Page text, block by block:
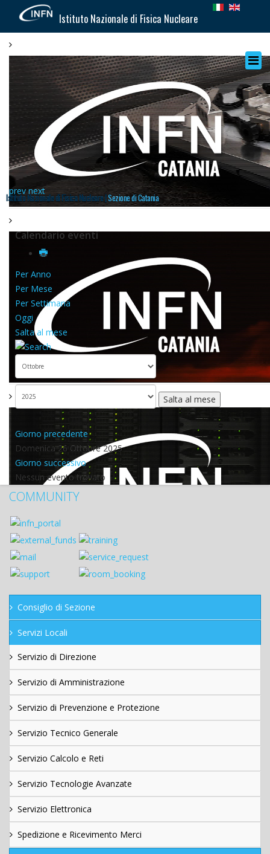
Istituto Nazionale di Fisica Nucleare
prev next
Istituto Nazionale di Fisica Nucleare |Sezione di Catania
Calendario eventi
Per Anno
Per Mese
Per Settimana
Oggi
Salta al mese
Salta al mese
Giorno precedente
Domenica 26 Ottobre 2025
Giorno successivo
Nessun evento trovato
COMMUNITY
Consiglio di Sezione
Servizi Locali
Servizio di Direzione
Servizio di Amministrazione
Servizio di Prevenzione e Protezione
Servizio Tecnico Generale
Servizio Calcolo e Reti
Servizio Tecnologie Avanzate
Servizio Elettronica
Spedizione e Ricevimento Merci